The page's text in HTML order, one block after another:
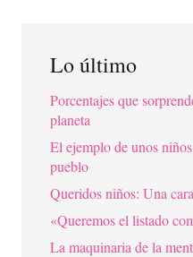
Lo último
Porcentajes que
planeta
El ejemplo de unos
pueblo
Queridos niños: Una
«Queremos el listado
La maquinaria de la